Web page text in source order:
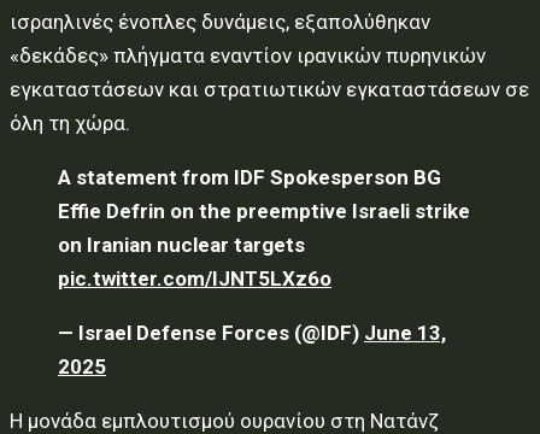
ισραηλινές ένοπλες δυνάμεις, εξαπολύθηκαν
«δεκάδες» πλήγματα εναντίον ιρανικών πυρηνικών
εγκαταστάσεων και στρατιωτικών εγκαταστάσεων σε
όλη τη χώρα.
A statement from IDF Spokesperson BG
Effie Defrin on the preemptive Israeli strike
on Iranian nuclear targets
pic.twitter.com/IJNT5LXz6o
— Israel Defense Forces (@IDF) June 13,
2025
Η μονάδα εμπλουτισμού ουρανίου στη Νατάνζ